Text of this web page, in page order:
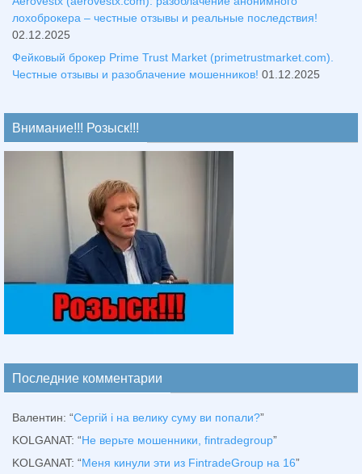
лохоброкера – честные отзывы и реальные последствия!
02.12.2025
Фейковый брокер Prime Trust Market (primetrustmarket.com).
Честные отзывы и разоблачение мошенников! 01.12.2025
Внимание!!! Розыск!!!
Последние комментарии
Валентин: “Сергій і на велику суму ви попали?”
KOLGANAT: “Не верьте мошенники, fintradegroup”
KOLGANAT: “Меня кинули эти из FintradeGroup на 16”